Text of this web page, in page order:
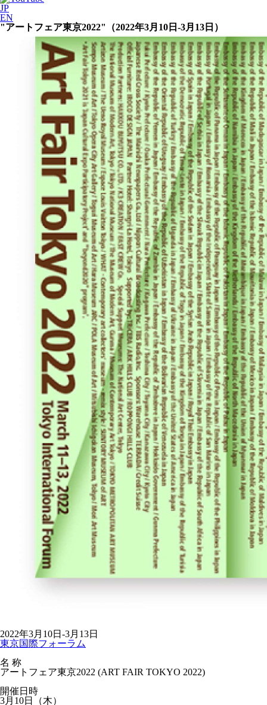
JP
EN
"アートフェア東京2022"（2022年3月10日-3月13日）
2022年3月10日-3月13日
東京国際フォーラム
名 称
アートフェア東京2022 (ART FAIR TOKYO 2022)
開催日時
3月10日（木）